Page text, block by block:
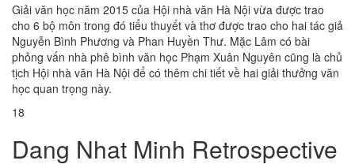
Giải văn học năm 2015 của Hội nhà văn Hà Nội vừa được trao
cho 6 bộ môn trong đó tiểu thuyết và thơ được trao cho hai tác giả
Nguyễn Bình Phương và Phan Huyền Thư. Mặc Lâm có bài
phỏng vấn nhà phê bình văn học Phạm Xuân Nguyên cũng là chủ
tịch Hội nhà văn Hà Nội để có thêm chi tiết về hai giải thưởng văn
học quan trọng này.
18
Dang Nhat Minh Retrospective